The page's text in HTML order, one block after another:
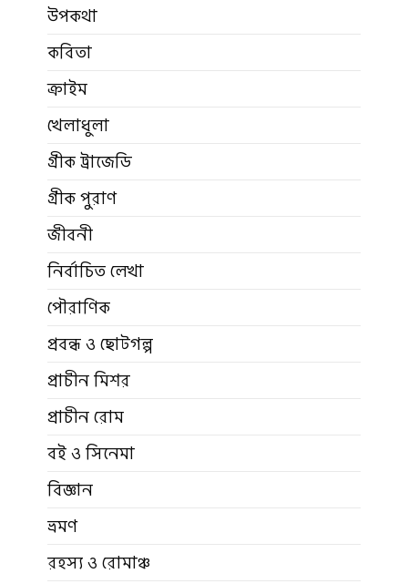
উপকথা
কবিতা
ক্রাইম
খেলাধুলা
গ্রীক ট্রাজেডি
গ্রীক পুরাণ
জীবনী
নির্বাচিত লেখা
পৌরাণিক
প্রবন্ধ ও ছোটগল্প
প্রাচীন মিশর
প্রাচীন রোম
বই ও সিনেমা
বিজ্ঞান
ভ্রমণ
রহস্য ও রোমাঞ্চ